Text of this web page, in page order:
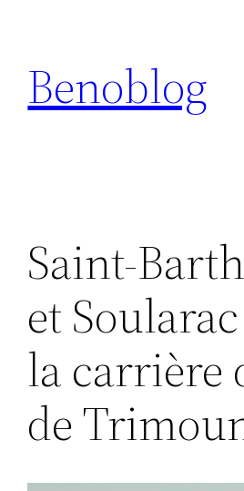
contenu
Benoblog
Saint-
et
la carrière
de